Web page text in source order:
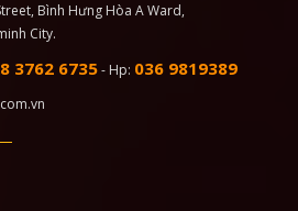
Bình Hưng Hòa A Ward,
City.
3762 6735- Hp: 036 9819389